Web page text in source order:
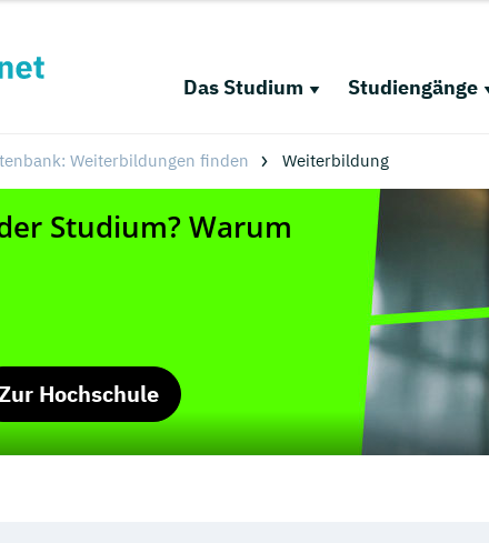
Das Studium Studiengänge
Weiterbildungen finden Weiterbildung
Hochschule